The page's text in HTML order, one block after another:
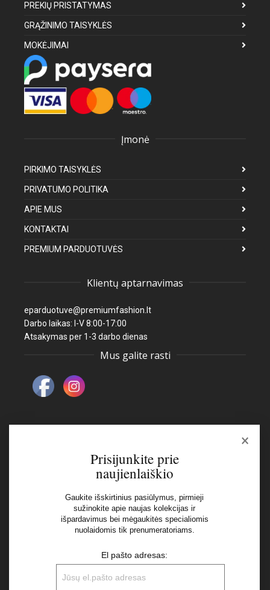
PREKIŲ PRISTATYMAS
GRĄŽINIMO TAISYKLĖS
MOKĖJIMAI
Įmonė
PIRKIMO TAISYKLĖS
PRIVATUMO POLITIKA
APIE MUS
KONTAKTAI
PREMIUM PARDUOTUVĖS
Klientų aptarnavimas
eparduotuve@premiumfashion.lt
Darbo laikas: I-V 8:00-17:00
Atsakymas per 1-3 darbo dienas
Mus galite rasti
Naujienlaiškis
Aš perskaičiau ir sutinku su Privatumo Politikos
×
Prisijunkite prie
naujienlaiškio
Gaukite išskirtinius pasiūlymus, pirmieji
sužinokite apie naujas kolekcijas ir
išpardavimus bei mėgaukitės specialiomis
nuolaidomis tik prenumeratoriams.
El pašto adresas: